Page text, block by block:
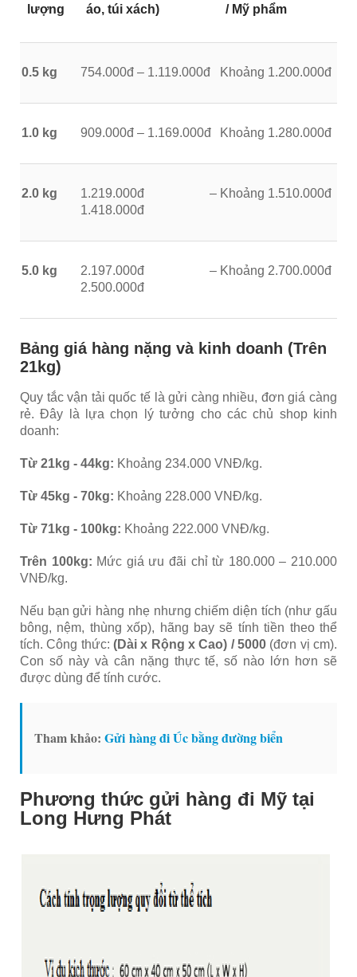
lượng
áo, túi xách)
/ Mỹ phẩm
0.5 kg 754.000đ – 1.119.000đ Khoảng 1.200.000đ
1.0 kg 909.000đ – 1.169.000đ Khoảng 1.280.000đ
2.0 kg
1.219.000đ –
1.418.000đ
Khoảng 1.510.000đ
5.0 kg
2.197.000đ –
2.500.000đ
Khoảng 2.700.000đ
Bảng giá hàng nặng và kinh doanh (Trên
21kg)
Quy tắc vận tải quốc tế là gửi càng nhiều, đơn giá càng
rẻ. Đây là lựa chọn lý tưởng cho các chủ shop kinh
doanh:
Từ 21kg - 44kg: Khoảng 234.000 VNĐ/kg.
Từ 45kg - 70kg: Khoảng 228.000 VNĐ/kg.
Từ 71kg - 100kg: Khoảng 222.000 VNĐ/kg.
Trên 100kg: Mức giá ưu đãi chỉ từ 180.000 – 210.000
VNĐ/kg.
Nếu bạn gửi hàng nhẹ nhưng chiếm diện tích (như gấu
bông, nệm, thùng xốp), hãng bay sẽ tính tiền theo thể
tích. Công thức: (Dài x Rộng x Cao) / 5000 (đơn vị cm).
Con số này và cân nặng thực tế, số nào lớn hơn sẽ
được dùng để tính cước.
Tham khảo: Gửi hàng đi Úc bằng đường biển
Phương thức gửi hàng đi Mỹ tại
Long Hưng Phát